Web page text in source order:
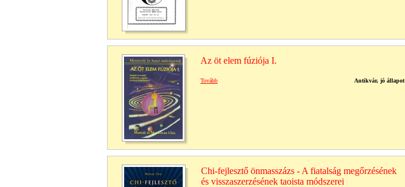
Az öt elem fúziója I.
Tovább Antikvár, jó állapot
Chi-fejlesztő önmasszázs - A fiatalság megőrzésének
és visszaszerzésének taoista módszerei